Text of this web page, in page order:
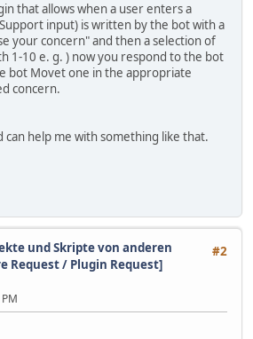
that allows when a user enters a
input) is written by the bot with a
your concern" and then a selection of
1-10 e. g. ) now you respond to the bot
bot Movet one in the appropriate
concern.
can help me with something like that.
#2
und Skripte von anderen
Request / Plugin Request]